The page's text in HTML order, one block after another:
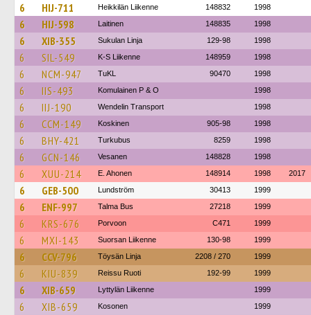
6 HIJ-711 Heikkilän Liikenne 148832 1998
6 HIJ-598 Laitinen 148835 1998
6 XIB-355 Sukulan Linja 129-98 1998
6 SIL-549 K-S Liikenne 148959 1998
6 NCM-947 TuKL 90470 1998
6 IIS-493 Komulainen P & O 1998
6 IIJ-190 Wendelin Transport 1998
6 CCM-149 Koskinen 905-98 1998
6 BHY-421 Turkubus 8259 1998
6 GCN-146 Vesanen 148828 1998
6 XUU-214 E. Ahonen 148914 1998 2017
6 GEB-500 Lundström 30413 1999
6 ENF-997 Talma Bus 27218 1999
6 KRS-676 Porvoon C471 1999
6 MXI-143 Suorsan Liikenne 130-98 1999
6 CCV-796 Töysän Linja 2208 / 270 1999
6 KIU-839 Reissu Ruoti 192-99 1999
6 XIB-659 Lyttylän Liikenne 1999
6 XIB-659 Kosonen 1999